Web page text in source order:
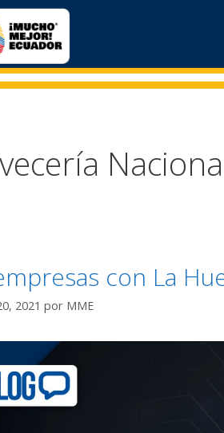
con La
2021 por MME